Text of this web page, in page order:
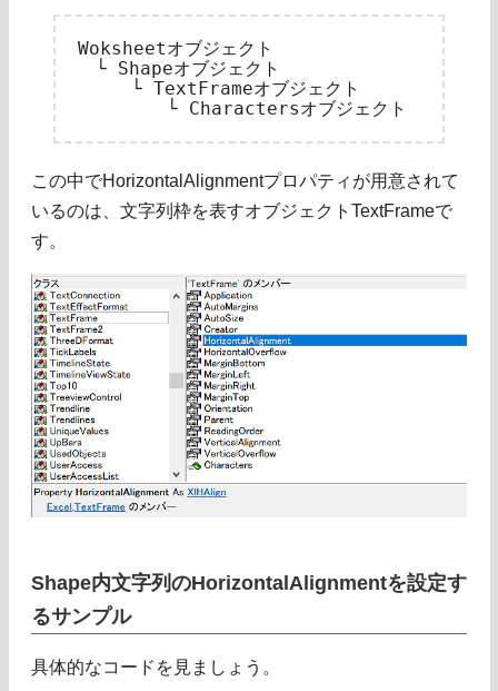
Woksheetオブジェクト
└ Shapeオブジェクト
└ TextFrameオブジェクト
この中でHorizontalAlignmentプロパティが用意されて
いるのは、文字列枠を表すオブジェクトTextFrameで
す。
Shape内文字列のHorizontalAlignmentを設定す
るサンプル
具体的なコードを見ましょう。